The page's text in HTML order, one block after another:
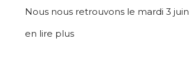
Nous nous retrouvons le mardi 3 juin
en lire plus